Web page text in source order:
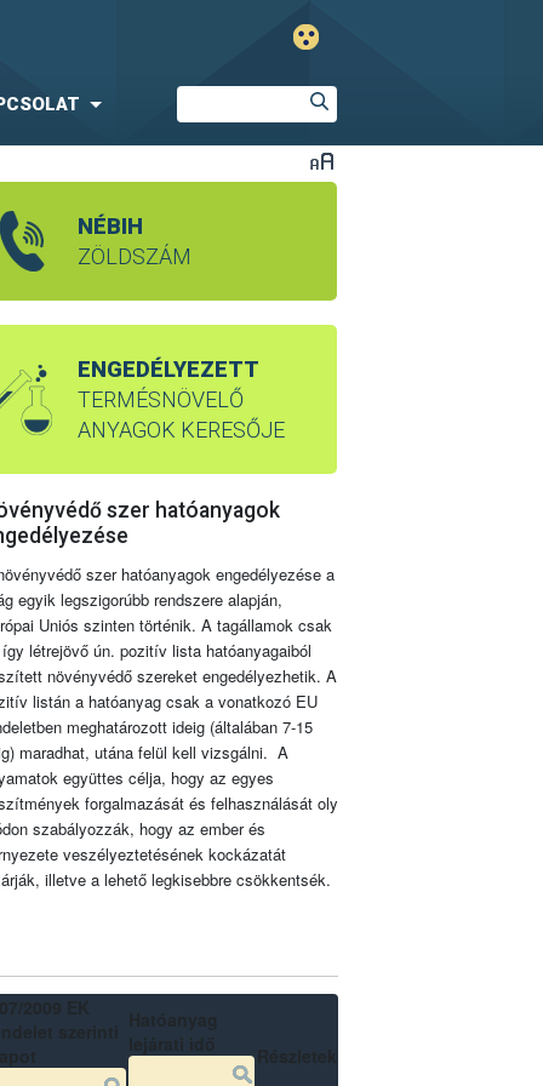
NÉBIH
ZÖLDSZÁM
ENGEDÉLYEZETT
TERMÉSNÖVELŐ
ANYAGOK KERESŐJE
szer hatóanyagok
szer hatóanyagok engedélyezése a
egyik legszigorúbb rendszere alapján,
Uniós szinten történik. A tagállamok csak
létrejövő ún. pozitív lista hatóanyagaiból
növényvédő szereket engedélyezhetik. A
listán a hatóanyag csak a vonatkozó EU
meghatározott ideig (általában 7-15
maradhat, utána felül kell vizsgálni. A
együttes célja, hogy az egyes
forgalmazását és felhasználását oly
szabályozzák, hogy az ember és
veszélyeztetésének kockázatát
illetve a lehető legkisebbre csökkentsék.